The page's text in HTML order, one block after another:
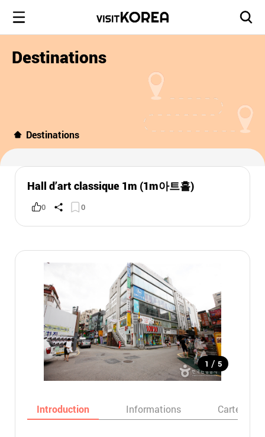
Destinations
Destinations
Hall d’art classique 1m (1m아트홀)
0 0
1 / 5
Introduction Informations Carte